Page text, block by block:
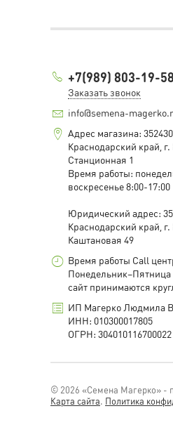
+7(989) 803-19-58
Заказать звонок
info@semena-
Адрес магазина: 352430,
Краснодарский край,
Станционная 1
Время работы:
воскресенье 8:00-17:00
Юридический адрес:
Краснодарский край,
Каштановая 49
Время работы Call
Понедельник–Пятница
сайт принимаются
ИП Магерко Людмила
ИНН: 010300017805
ОГРН: 304010116700022
© 2026 «Семена Магерко» -
Карта сайта. Политика